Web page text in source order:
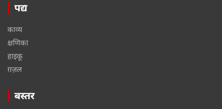
पद्य
काव्य
क्षणिका
हाइकू
ग़ज़ल
बस्तर